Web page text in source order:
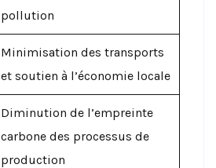
pollution
Minimisation des transports
et soutien à l’économie locale
Diminution de l’empreinte
carbone des processus de
production